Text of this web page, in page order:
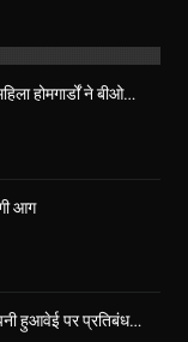
होमगार्डों ने बीओ…
आग
हुआवेई पर प्रतिबंध…